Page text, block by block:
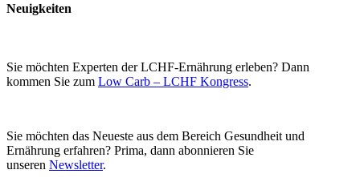
Neuigkeiten
Sie möchten Experten der LCHF-Ernährung erleben? Dann
kommen Sie zum Low Carb – LCHF Kongress.
Sie möchten das Neueste aus dem Bereich Gesundheit und
Ernährung erfahren? Prima, dann abonnieren Sie
unseren Newsletter.